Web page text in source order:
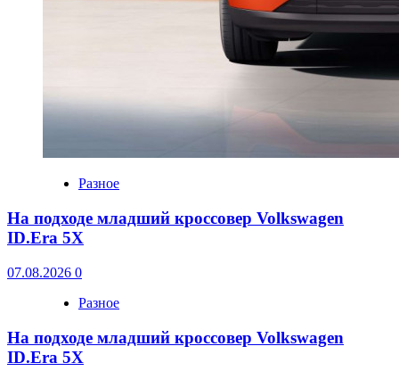
Разное
На подходе младший кроссовер Volkswagen
ID.Era 5X
07.08.2026 0
Разное
На подходе младший кроссовер Volkswagen
ID.Era 5X